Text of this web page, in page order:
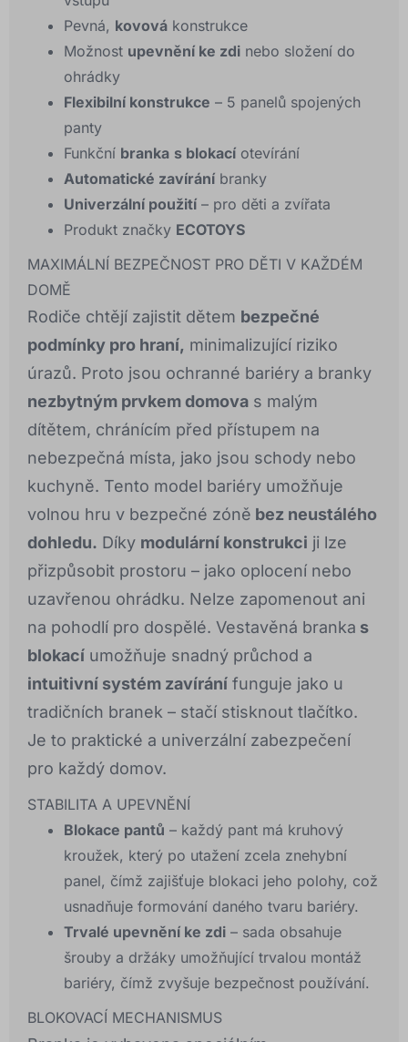
Pevná, kovová konstrukce
Možnost upevnění ke zdi nebo složení do
ohrádky
Flexibilní konstrukce – 5 panelů spojených
panty
Funkční branka s blokací otevírání
Automatické zavírání branky
Univerzální použití – pro děti a zvířata
Produkt značky ECOTOYS
MAXIMÁLNÍ BEZPEČNOST PRO DĚTI V KAŽDÉM
DOMĚ
Rodiče chtějí zajistit dětem bezpečné
podmínky pro hraní, minimalizující riziko
úrazů. Proto jsou ochranné bariéry a branky
nezbytným prvkem domova s malým
dítětem, chránícím před přístupem na
nebezpečná místa, jako jsou schody nebo
kuchyně. Tento model bariéry umožňuje
volnou hru v bezpečné zóně bez neustálého
dohledu. Díky modulární konstrukci ji lze
přizpůsobit prostoru – jako oplocení nebo
uzavřenou ohrádku. Nelze zapomenout ani
na pohodlí pro dospělé. Vestavěná branka s
blokací umožňuje snadný průchod a
intuitivní systém zavírání funguje jako u
tradičních branek – stačí stisknout tlačítko.
Je to praktické a univerzální zabezpečení
pro každý domov.
STABILITA A UPEVNĚNÍ
Blokace pantů – každý pant má kruhový
kroužek, který po utažení zcela znehybní
panel, čímž zajišťuje blokaci jeho polohy, což
usnadňuje formování daného tvaru bariéry.
Trvalé upevnění ke zdi – sada obsahuje
šrouby a držáky umožňující trvalou montáž
bariéry, čímž zvyšuje bezpečnost používání.
BLOKOVACÍ MECHANISMUS